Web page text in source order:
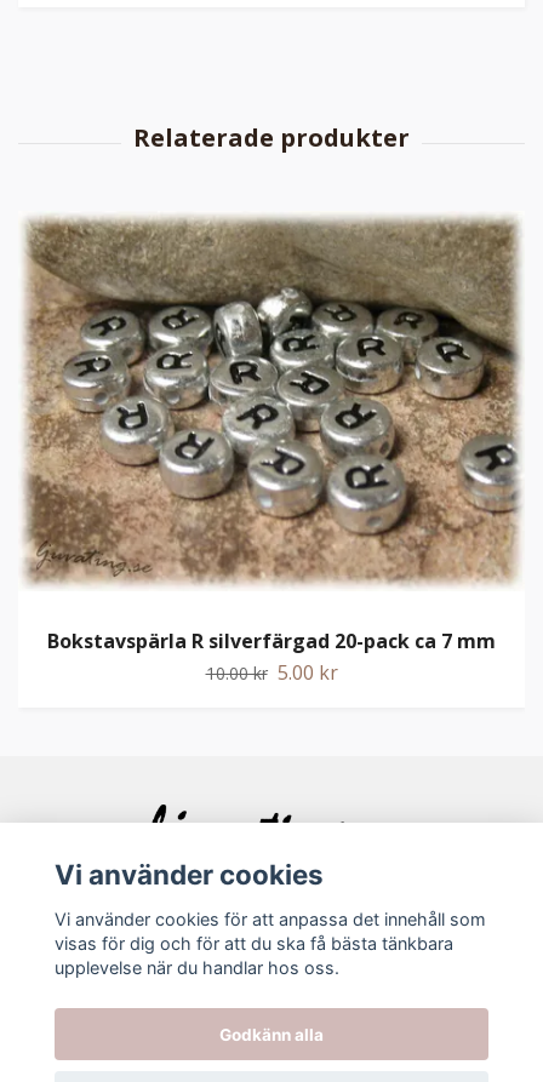
Bokstavspärla R silverfärgad 20-pack ca 7 mm
10.00 kr 5.00 kr
Bolagsinfo
Köpvillkor
Vi använder cookies
Vi använder cookies för att anpassa det innehåll som
visas för dig och för att du ska få bästa tänkbara
upplevelse när du handlar hos oss.
Godkänn alla